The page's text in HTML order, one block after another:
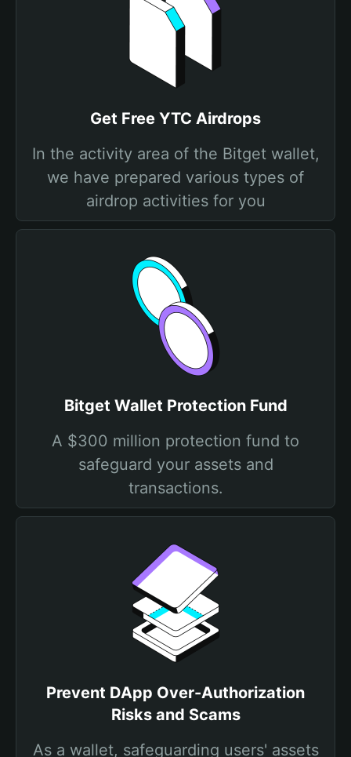
Get Free YTC Airdrops
In the activity area of the Bitget wallet,
we have prepared various types of
airdrop activities for you
Bitget Wallet Protection Fund
A $300 million protection fund to
safeguard your assets and
transactions.
Prevent DApp Over-Authorization
Risks and Scams
As a wallet, safeguarding users' assets